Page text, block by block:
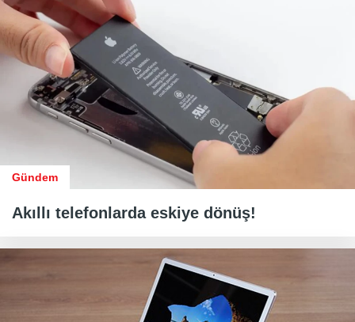
Gündem
Akıllı telefonlarda eskiye dönüş!